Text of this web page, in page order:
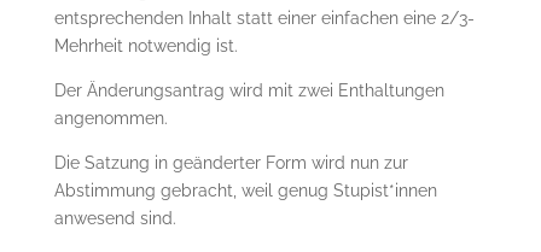
entsprechenden Inhalt statt einer einfachen eine 2/3-
Mehrheit notwendig ist.
Der Änderungsantrag wird mit zwei Enthaltungen
angenommen.
Die Satzung in geänderter Form wird nun zur
Abstimmung gebracht, weil genug Stupist*innen
anwesend sind.